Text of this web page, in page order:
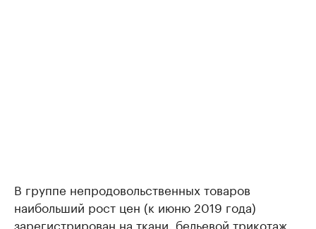
В группе непродовольственных товаров
наибольший рост цен (к июню 2019 года)
зарегистрирован на ткани, бельевой трикотаж,